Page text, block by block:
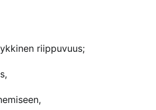
riippuvuus;